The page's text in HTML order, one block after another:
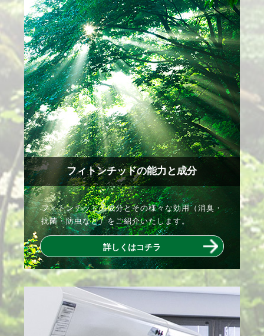
フィトンチッドの能力と成分
フィトンチッドの成分とその様々な効用（消臭・
抗菌・防虫など）をご紹介いたします。
詳しくはコチラ